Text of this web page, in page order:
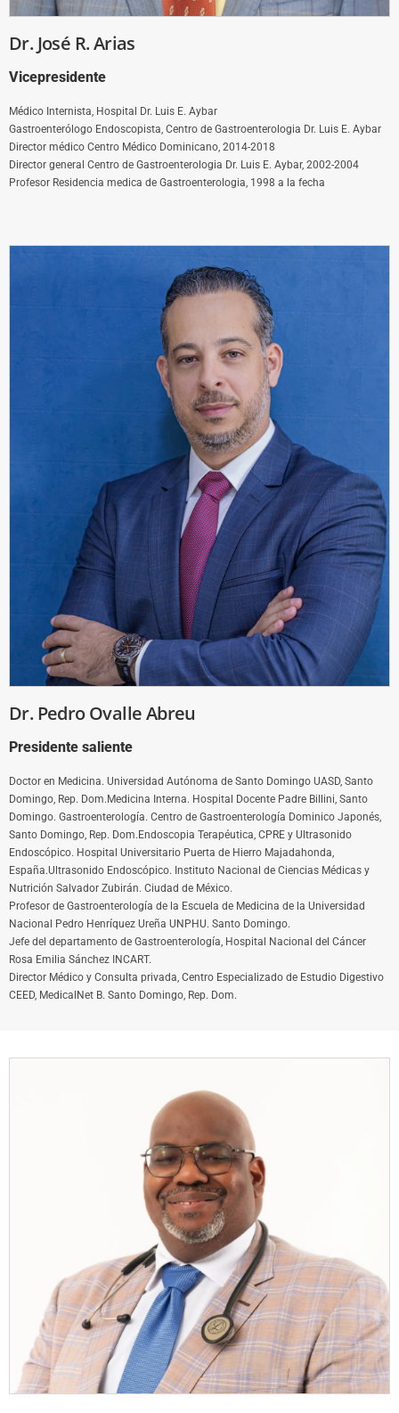
Dr. José R. Arias
Vicepresidente
Médico Internista, Hospital Dr. Luis E. Aybar
Gastroenterólogo Endoscopista, Centro de Gastroenterologia Dr. Luis E. Aybar
Director médico Centro Médico Dominicano, 2014-2018
Director general Centro de Gastroenterologia Dr. Luis E. Aybar, 2002-2004
Profesor Residencia medica de Gastroenterologia, 1998 a la fecha
Dr. Pedro Ovalle Abreu
Presidente saliente
Doctor en Medicina. Universidad Autónoma de Santo Domingo UASD, Santo
Domingo, Rep. Dom.Medicina Interna. Hospital Docente Padre Billini, Santo
Domingo. Gastroenterología. Centro de Gastroenterología Dominico Japonés,
Santo Domingo, Rep. Dom.Endoscopia Terapéutica, CPRE y Ultrasonido
Endoscópico. Hospital Universitario Puerta de Hierro Majadahonda,
España.Ultrasonido Endoscópico. Instituto Nacional de Ciencias Médicas y
Nutrición Salvador Zubirán. Ciudad de México.
Profesor de Gastroenterología de la Escuela de Medicina de la Universidad
Nacional Pedro Henríquez Ureña UNPHU. Santo Domingo.
Jefe del departamento de Gastroenterología, Hospital Nacional del Cáncer
Rosa Emilia Sánchez INCART.
Director Médico y Consulta privada, Centro Especializado de Estudio Digestivo
CEED, MedicalNet B. Santo Domingo, Rep. Dom.